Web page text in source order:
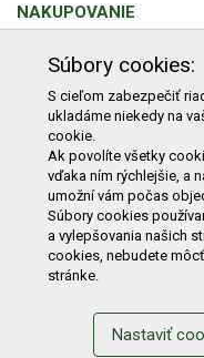
NAKUPOVANIE
Obchodné podmienky
Reklamačný poriadok
Odstúpenie od kúpy
Alternatívne riešenie
Používanie cookies
ZÁKAZNÍK
Prihlásenie
Zmena hesla
Nastavenie cookies
Súbory cookies:
S cieľom zabezpečiť
ukladáme niekedy na
cookie.
Ak povolíte všetky
vďaka ním rýchlejšie, a
umožní vám počas
Súbory cookies
a vylepšovania našich
cookies, nebudete
stránke.
Nastaviť